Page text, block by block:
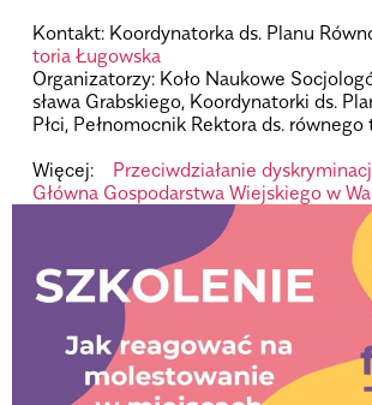
Kon­takt: Koor­dy­na­torka ds. Planu
to­ria ­Łu­gow­ska­
Orga­ni­za­to­rzy: Koło Nau­kowe
sława Grab­skiego, Koor­dy­na­torki ds.
Płci, Peł­no­moc­nik Rek­tora ds.
Wię­cej:
Prze­ciw­dzia­ła­nie
Główna Gospo­dar­stwa Wiej­skiego w